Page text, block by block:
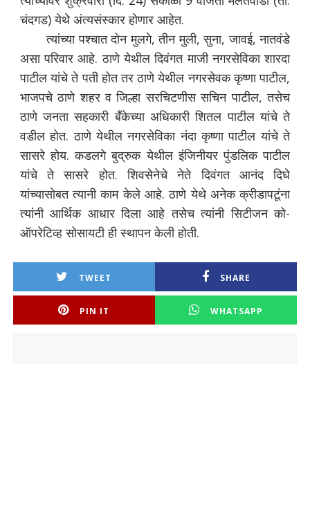
चंदगड) येथे अंत्यसंस्कार होणार आहेत.
त्यांच्या पश्चात दोन मुलगे, तीन मुली, सुना, जावई, नातवंडे
असा परिवार आहे. ठाणे येथील दिवंगत माजी नगरसेविका शारदा
पाटील यांचे ते पती होत तर ठाणे येथील नगरसेवक कृष्णा पाटील,
भाजपचे ठाणे शहर व जिल्हा सरचिटणीस सचिन पाटील, तसेच
ठाणे जनता सहकारी बँकेच्या अधिकारी शितल पाटील यांचे ते
वडील होत. ठाणे येथील नगरसेविका नंदा कृष्णा पाटील यांचे ते
सासरे होय. कडलगे बुद्रुक येथील इंजिनीयर पुंडलिक पाटील
यांचे ते सासरे होत. शिवसेनेचे नेते दिवंगत आनंद दिघे
यांच्यासोबत त्यानी काम केले आहे. ठाणे येथे अनेक क्रीडापटूंना
त्यांनी आर्थिक आधार दिला आहे तसेच त्यांनी सिटीजन को-
ऑपरेटिव्ह सोसायटी ही स्थापन केली होती.
TWEET SHARE
PIN IT WHATSAPP